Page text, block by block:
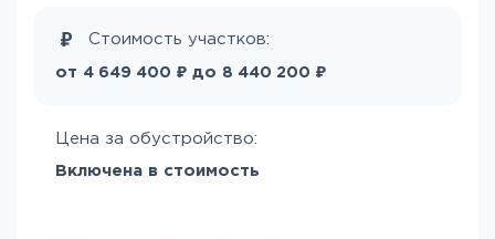
Стоимость участков:
от 4 649 400 ₽ до 8 440 200 ₽
Цена за обустройство:
Включена в стоимость